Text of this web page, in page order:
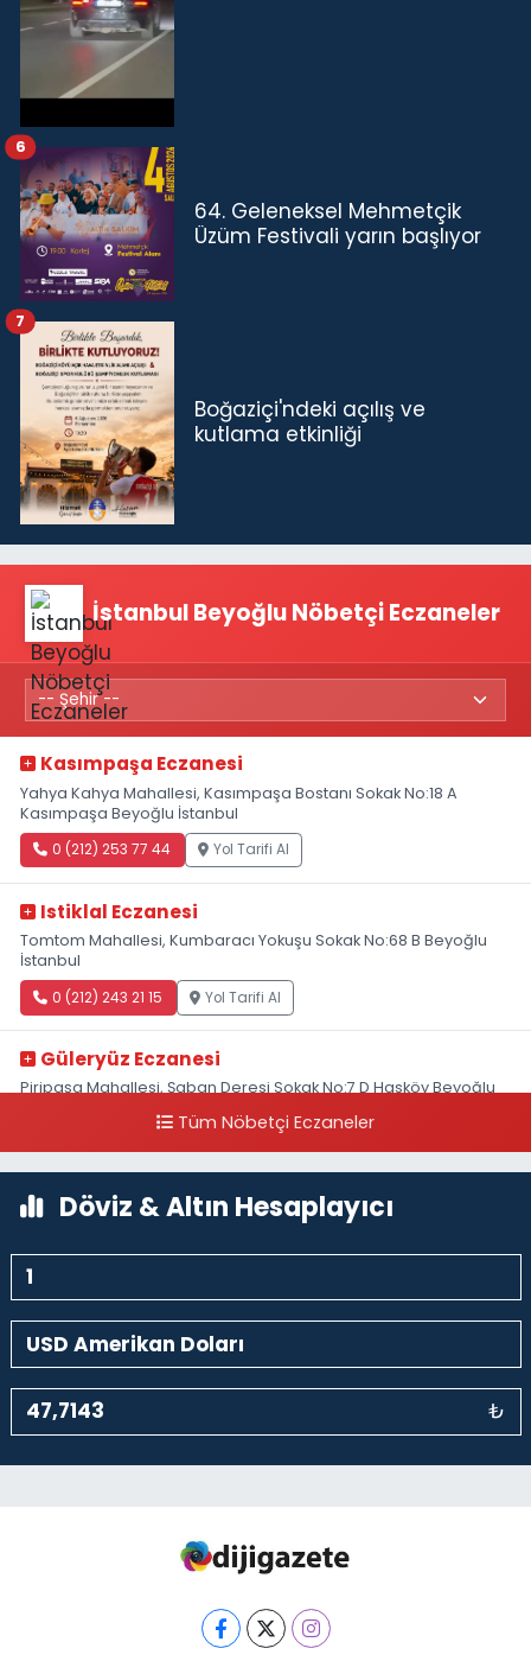
64. Geleneksel Mehmetçik
Üzüm Festivali yarın başlıyor
6
Boğaziçi'ndeki açılış ve
kutlama etkinliği
7
İstanbul Beyoğlu Nöbetçi Eczaneler
Kasımpaşa Eczanesi
Yahya Kahya Mahallesi, Kasımpaşa Bostanı Sokak No:18 A
Kasımpaşa Beyoğlu İstanbul
0 (212) 253 77 44 Yol Tarifi Al
Istiklal Eczanesi
Tomtom Mahallesi, Kumbaracı Yokuşu Sokak No:68 B Beyoğlu
İstanbul
0 (212) 243 21 15 Yol Tarifi Al
Güleryüz Eczanesi
Piripaşa Mahallesi, Şaban Deresi Sokak No:7 D Hasköy Beyoğlu
Tüm Nöbetçi Eczaneler
Döviz & Altın Hesaplayıcı
₺